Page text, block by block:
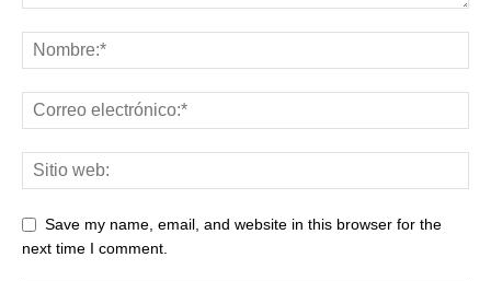
Save my name, email, and website in this browser for the
next time I comment.